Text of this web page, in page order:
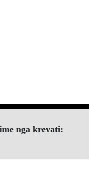
nga krevati: